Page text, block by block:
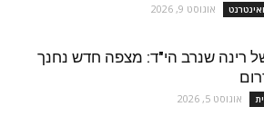
אוגוסט 9, 2026
רינה שנרב הי"ד: מצפה חדש נחנך
אוגוסט 5, 2026